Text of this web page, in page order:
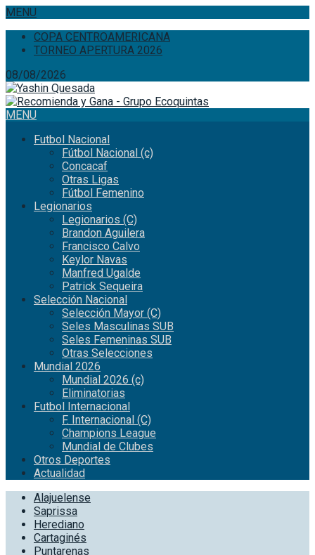
MENU
COPA CENTROAMERICANA
TORNEO APERTURA 2026
08/08/2026
MENU
Futbol Nacional
Fútbol Nacional (c)
Concacaf
Otras Ligas
Fútbol Femenino
Legionarios
Legionarios (C)
Brandon Aguilera
Francisco Calvo
Keylor Navas
Manfred Ugalde
Patrick Sequeira
Selección Nacional
Selección Mayor (C)
Seles Masculinas SUB
Seles Femeninas SUB
Otras Selecciones
Mundial 2026
Mundial 2026 (c)
Eliminatorias
Futbol Internacional
F. Internacional (C)
Champions League
Mundial de Clubes
Otros Deportes
Actualidad
Alajuelense
Saprissa
Herediano
Cartaginés
Puntarenas